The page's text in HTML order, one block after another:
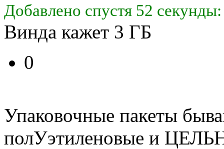
Добавлено спустя 52 секунды:
Винда кажет 3 ГБ
0
Упаковочные пакеты
полУэтиленовые и